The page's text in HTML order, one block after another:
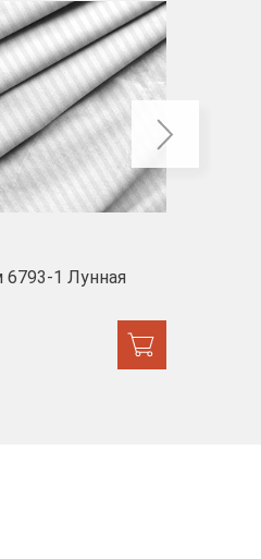
6793-1 Лунная